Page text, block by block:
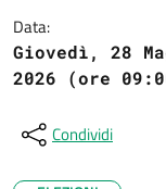
Data:
Giovedì, 28
2026 (ore
Condividi